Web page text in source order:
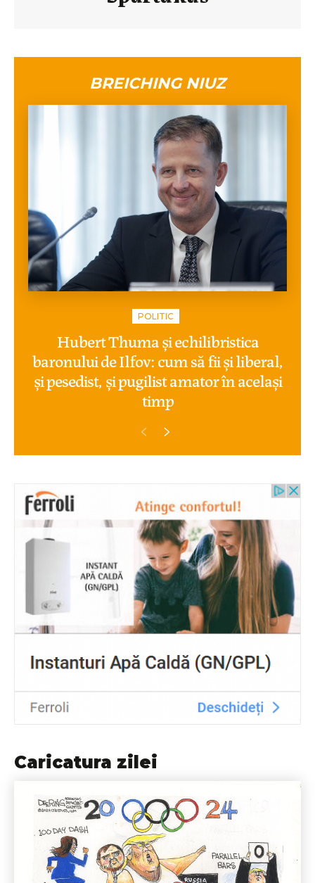
BREICHING NIUZ
POLITIC
Hubert Thuma și echilibristica
baronului de Ilfov: cum să fii și liberal,
și pesedist, și pugilist amator în același
timp
Caricatura zilei